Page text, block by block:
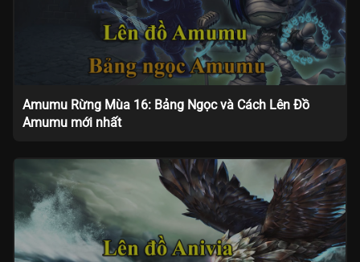
Amumu Rừng Mùa 16: Bảng Ngọc và Cách Lên Đồ
Amumu mới nhất